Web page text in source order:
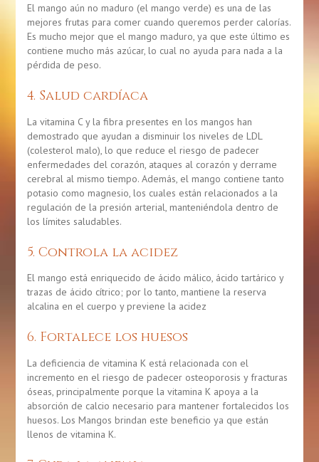
El mango aún no maduro (el mango verde) es una de las
mejores frutas para comer cuando queremos perder calorías.
Es mucho mejor que el mango maduro, ya que este último es
contiene mucho más azúcar, lo cual no ayuda para nada a la
pérdida de peso.
4. Salud cardíaca
La vitamina C y la fibra presentes en los mangos han
demostrado que ayudan a disminuir los niveles de LDL
(colesterol malo), lo que reduce el riesgo de padecer
enfermedades del corazón, ataques al corazón y derrame
cerebral al mismo tiempo. Además, el mango contiene tanto
potasio como magnesio, los cuales están relacionados a la
regulación de la presión arterial, manteniéndola dentro de
los límites saludables.
5. Controla la acidez
El mango está enriquecido de ácido málico, ácido tartárico y
trazas de ácido cítrico; por lo tanto, mantiene la reserva
alcalina en el cuerpo y previene la acidez
6. Fortalece los huesos
La deficiencia de vitamina K está relacionada con el
incremento en el riesgo de padecer osteoporosis y fracturas
óseas, principalmente porque la vitamina K apoya a la
absorción de calcio necesario para mantener fortalecidos los
huesos. Los Mangos brindan este beneficio ya que están
llenos de vitamina K.